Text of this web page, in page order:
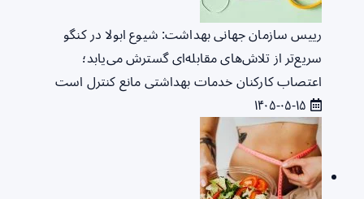
رییس سازمان جهانی بهداشت: شیوع ابولا در کنگو
سریع‌تر از تلاش‌های مقابله‌ای گسترش می‌یابد؛
اعتصاب کارکنان خدمات بهداشتی مانع کنترل است